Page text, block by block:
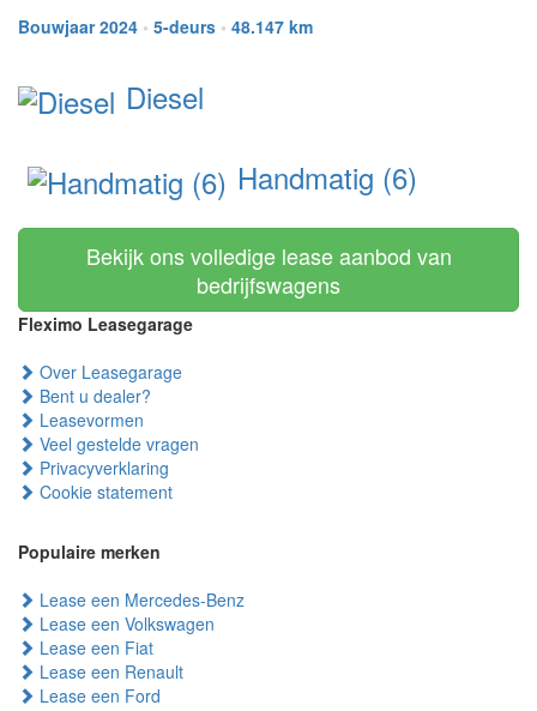
Bouwjaar 2024 • 5-deurs • 48.147 km
Diesel
Handmatig (6)
Bekijk ons volledige lease aanbod van
bedrijfswagens
Fleximo Leasegarage
Over Leasegarage
Bent u dealer?
Leasevormen
Veel gestelde vragen
Privacyverklaring
Cookie statement
Populaire merken
Lease een Mercedes-Benz
Lease een Volkswagen
Lease een Fiat
Lease een Renault
Lease een Ford